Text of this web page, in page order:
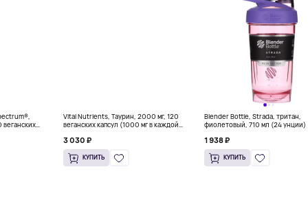
Vital Nutrients, Таурин, 2000 мг, 120
веганских капсул (1000 мг в каждой
3 030 ₽
КУПИТЬ
Blender Bottle, Strada, тритан,
фиолетовый, 710 мл (24 унции)
1 938 ₽
КУПИТЬ